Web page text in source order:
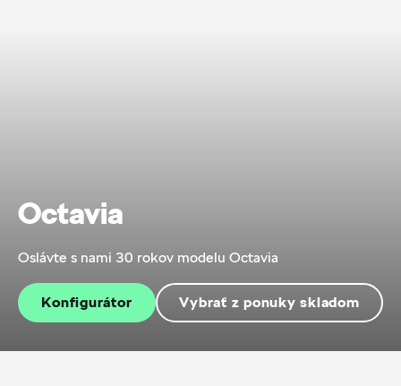
Octavia
Oslávte s nami 30 rokov modelu Octavia
Konfigurátor Vybrať z ponuky skladom